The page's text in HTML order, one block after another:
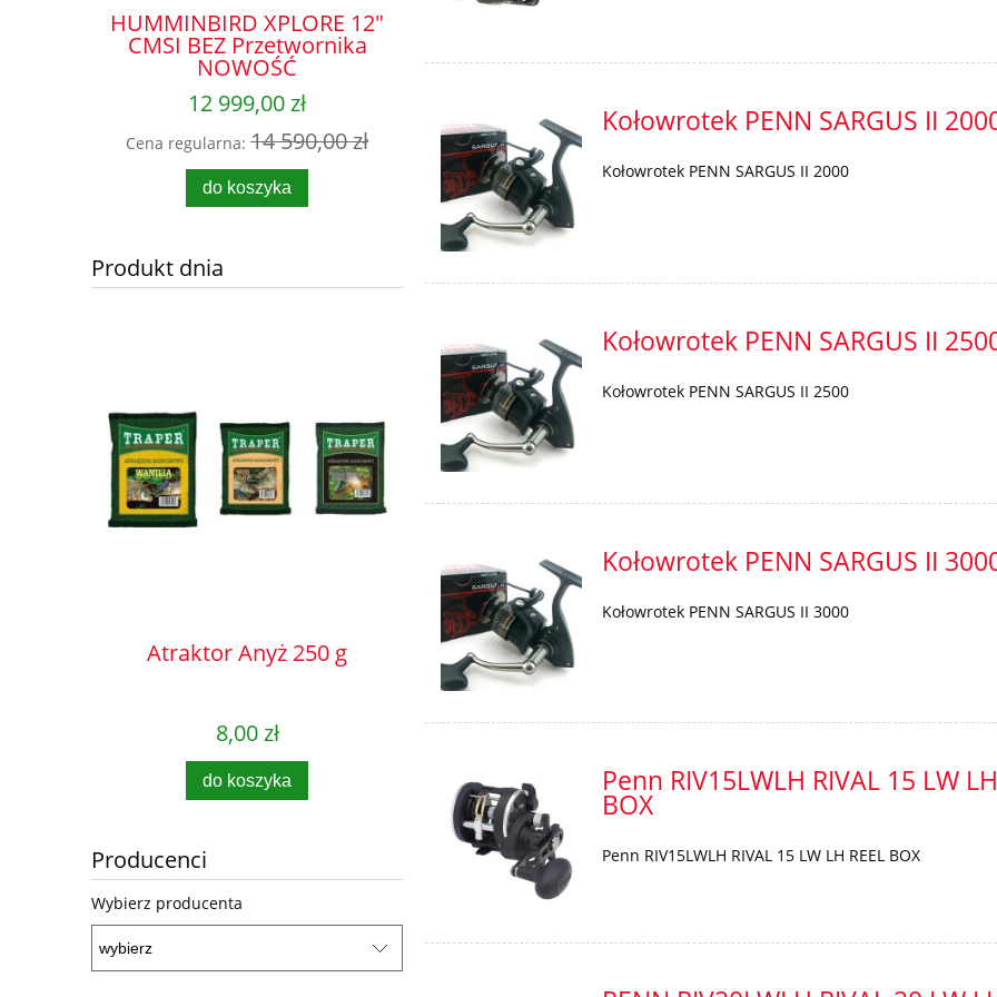
HUMMINBIRD XPLORE 12"
CMSI BEZ Przetwornika
NOWOŚĆ
12 999,00 zł
Cena regularna: 14 590,00 zł
do koszyka
Cena regularna:9 490,00 zł
do koszyka
KALOSZY ROZM. 45
13,50 zł
Cena regularna:
Produkt dnia
Atraktor Anyż 250 g
8,00 zł
do koszyka
Atraktor Big Fish 250 g
8,00 zł
do koszyka
Producenci
Wybierz producenta
Kołowrotek PENN SARGUS II
Kołowrotek PENN SARGUS II 2000
Kołowrotek PENN SARGUS II
Kołowrotek PENN SARGUS II 2500
Kołowrotek PENN SARGUS II
Kołowrotek PENN SARGUS II 3000
Penn RIV15LWLH RIVAL 15 LW
BOX
Penn RIV15LWLH RIVAL 15 LW LH REEL BOX